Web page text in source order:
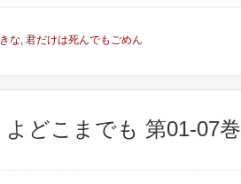
な, 君だけは死んでもごめん
どこまでも 第01-07巻